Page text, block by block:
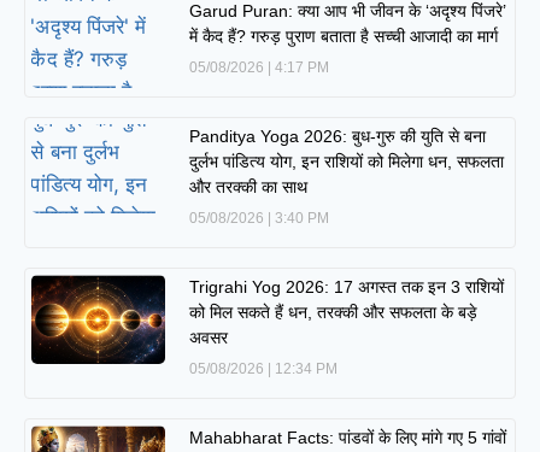
Garud Puran: क्या आप भी जीवन के ‘अदृश्य पिंजरे’
में कैद हैं? गरुड़ पुराण बताता है सच्ची आजादी का मार्ग
05/08/2026 4:17 PM
Panditya Yoga 2026: बुध-गुरु की युति से बना
दुर्लभ पांडित्य योग, इन राशियों को मिलेगा धन, सफलता
और तरक्की का साथ
05/08/2026 3:40 PM
Trigrahi Yog 2026: 17 अगस्त तक इन 3 राशियों
को मिल सकते हैं धन, तरक्की और सफलता के बड़े
अवसर
05/08/2026 12:34 PM
Mahabharat Facts: पांडवों के लिए मांगे गए 5 गांवों